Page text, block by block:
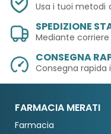
Usa i tuoi metodi
SPEDIZIONE
Mediante
CONSEGNA
Consegna rapida
FARMACIA MERATI
Farmacia